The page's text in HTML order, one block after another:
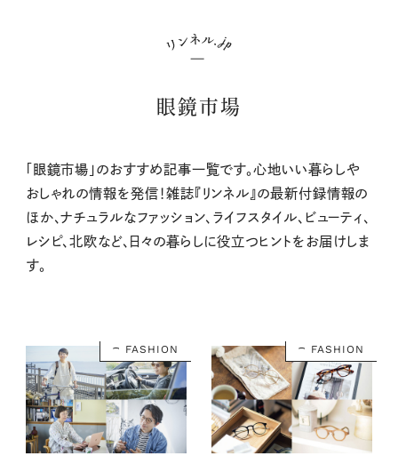
眼鏡市場
「眼鏡市場」のおすすめ記事一覧です。心地いい暮らしや
おしゃれの情報を発信！雑誌『リンネル』の最新付録情報の
ほか、ナチュラルなファッション、ライフスタイル、ビューティ、
レシピ、北欧など、日々の暮らしに役立つヒントをお届けしま
す。
FASHION FASHION